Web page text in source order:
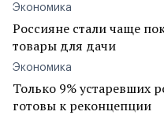
Экономика
Россияне стали чаще
товары для дачи
Экономика
Только 9% устаревших
готовы к реконцепции